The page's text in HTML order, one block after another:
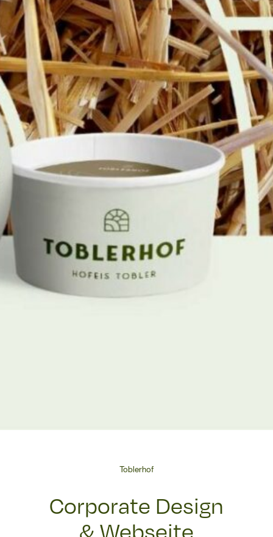
Toblerhof
Corporate Design
& Webseite